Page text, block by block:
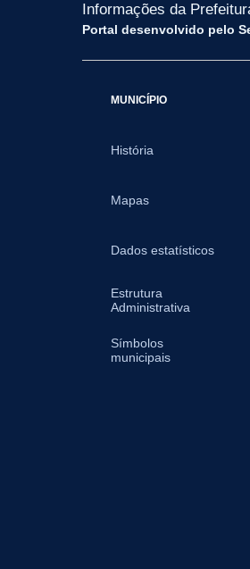
Informações da
Portal desenvolvido pelo
MUNICÍPIO
História
Mapas
Dados estatísticos
Estrutura
Administrativa
Símbolos
municipais